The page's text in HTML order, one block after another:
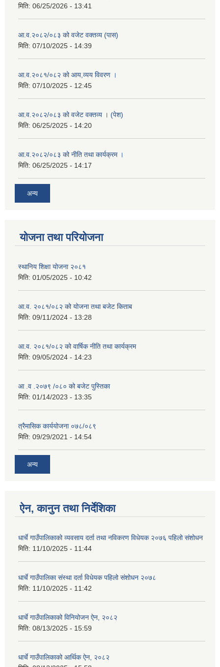
मिति: 06/25/2026 - 13:41
आ.व.२०८२/०८३ को वजेट वक्तव्य (पास)
मिति: 07/10/2025 - 14:39
आ.व.२०८१/०८२ को आय,व्यय विवरण ।
मिति: 07/10/2025 - 12:45
आ.व.२०८२/०८३ को वजेट वक्तव्य । (पेश)
मिति: 06/25/2025 - 14:20
आ.व.२०८२/०८३ को नीति तथा कार्यक्रम ।
मिति: 06/25/2025 - 14:17
अन्य
योजना तथा परियोजना
स्थानिय शिक्षा योजना २०८१
मिति: 01/05/2025 - 10:42
आ.व. २०८१/०८२ को योजना तथा बजेट किताब
मिति: 09/11/2024 - 13:28
आ.व. २०८१/०८२ को वार्षिक नीति तथा कार्यक्रम
मिति: 09/05/2024 - 14:23
आ .व .२०७९ /०८० को बजेट पुस्तिका
मिति: 01/14/2023 - 13:35
त्रैमासिक कार्ययोजना ०७८/०८९
मिति: 09/29/2021 - 14:54
अन्य
ऐन, कानुन तथा निर्देशिका
धार्चे गाउँपालिकाको व्यवसाय दर्ता तथा नविकरण विधेयक २०७६ पहिलो संशोधन
मिति: 11/10/2025 - 11:44
धार्चे गाउँपालिका संस्था दर्ता विधेयक पहिलो संशोधन २०७८
मिति: 11/10/2025 - 11:42
धार्चे गाउँपालिकाको विनियोजन ऐन, २०८२
मिति: 08/13/2025 - 15:59
धार्चे गाउँपालिकाको आर्थिक ऐन, २०८२